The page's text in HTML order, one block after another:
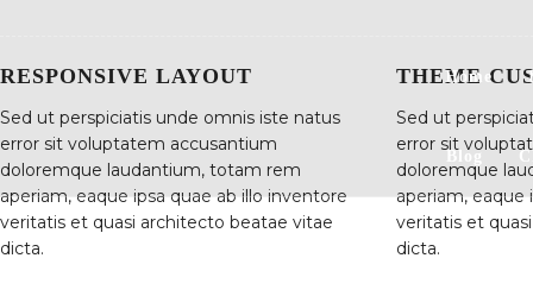
Home
Blog
RESPONSIVE LAYOUT
Sed ut perspiciatis unde omnis iste natus
error sit voluptatem accusantium
doloremque laudantium, totam rem
aperiam, eaque ipsa quae ab illo inventore
veritatis et quasi architecto beatae vitae
dicta.
THEME
Sed ut
error sit
doloremque
aperiam, eaque
veritatis et
dicta.